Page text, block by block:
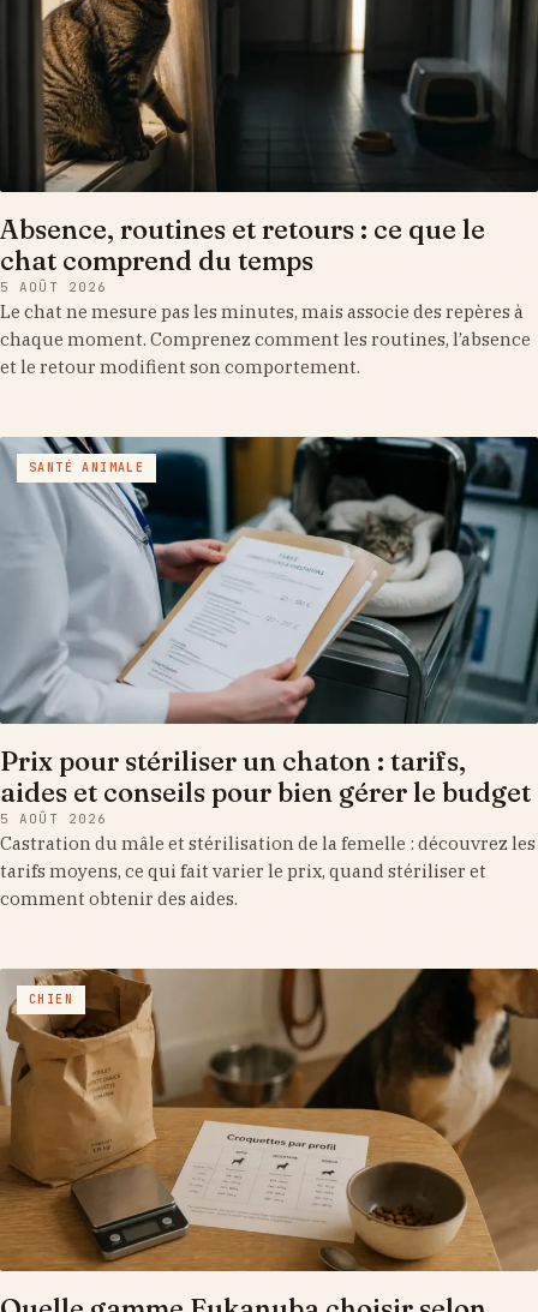
Absence, routines et retours : ce que le
chat comprend du temps
5 AOÛT 2026
Le chat ne mesure pas les minutes, mais associe des repères à
chaque moment. Comprenez comment les routines, l’absence
et le retour modifient son comportement.
SANTÉ ANIMALE
Prix pour stériliser un chaton : tarifs,
aides et conseils pour bien gérer le budget
5 AOÛT 2026
Castration du mâle et stérilisation de la femelle : découvrez les
tarifs moyens, ce qui fait varier le prix, quand stériliser et
comment obtenir des aides.
CHIEN